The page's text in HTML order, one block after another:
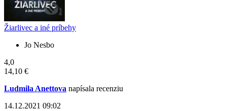
Žiarlivec a iné príbehy
Jo Nesbo
4,0
14,10 €
Ludmila Anettova napísala recenziu
14.12.2021 09:02